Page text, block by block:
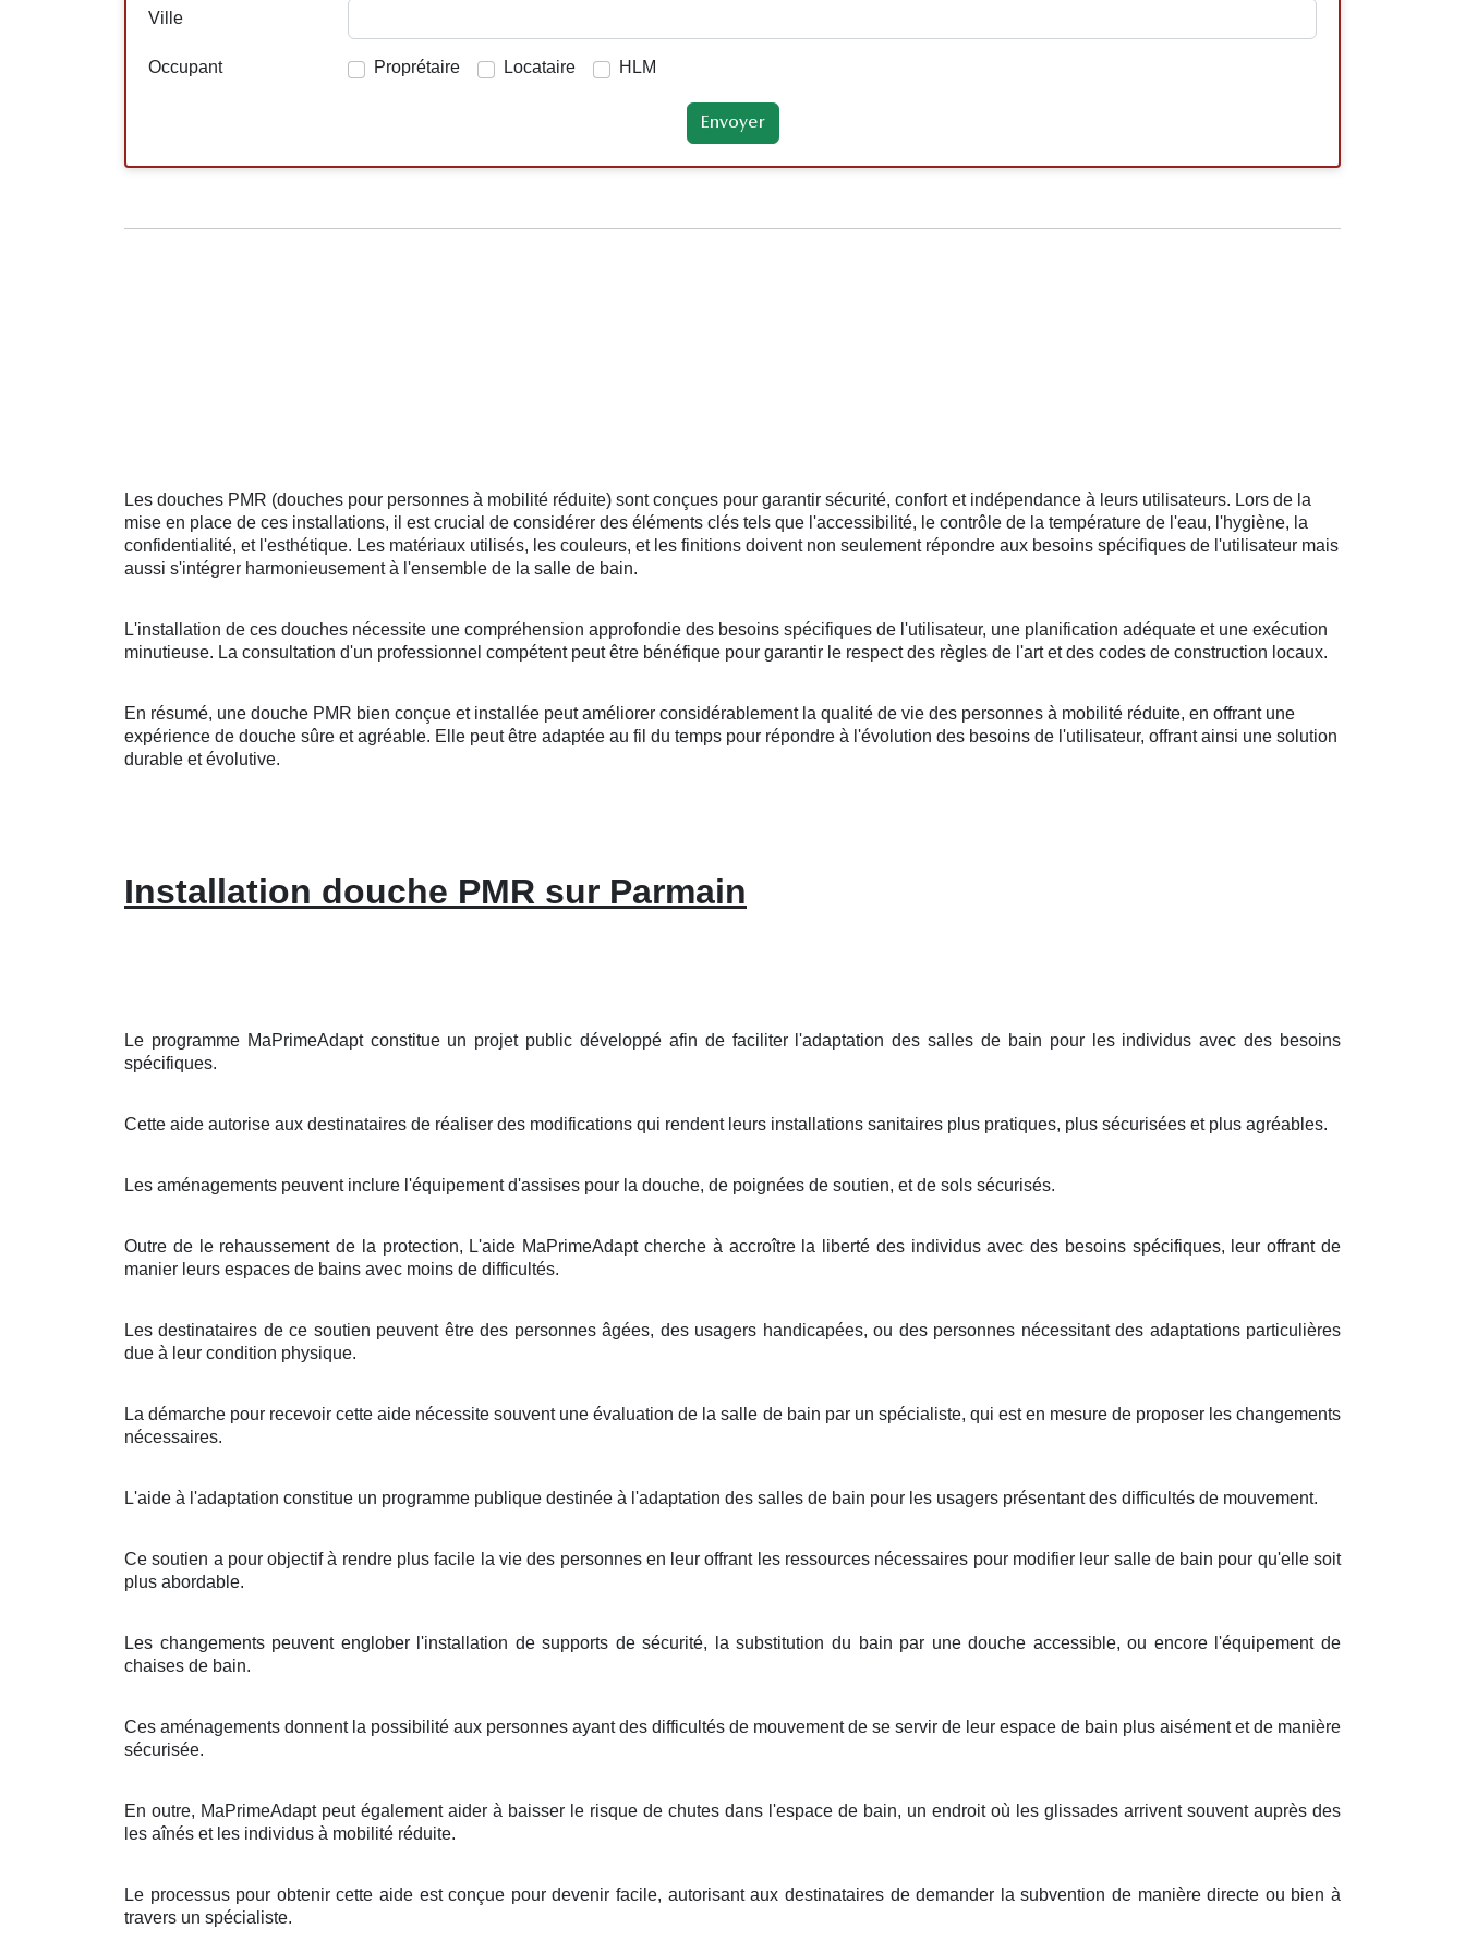
Ville
Occupant Proprétaire Locataire HLM
Les douches PMR (douches pour personnes à mobilité réduite) sont conçues pour garantir sécurité, confort et indépendance à leurs utilisateurs. Lors de la
mise en place de ces installations, il est crucial de considérer des éléments clés tels que l'accessibilité, le contrôle de la température de l'eau, l'hygiène, la
confidentialité, et l'esthétique. Les matériaux utilisés, les couleurs, et les finitions doivent non seulement répondre aux besoins spécifiques de l'utilisateur mais
aussi s'intégrer harmonieusement à l'ensemble de la salle de bain.
L'installation de ces douches nécessite une compréhension approfondie des besoins spécifiques de l'utilisateur, une planification adéquate et une exécution
minutieuse. La consultation d'un professionnel compétent peut être bénéfique pour garantir le respect des règles de l'art et des codes de construction locaux.
En résumé, une douche PMR bien conçue et installée peut améliorer considérablement la qualité de vie des personnes à mobilité réduite, en offrant une
expérience de douche sûre et agréable. Elle peut être adaptée au fil du temps pour répondre à l'évolution des besoins de l'utilisateur, offrant ainsi une solution
durable et évolutive.
Installation douche PMR sur Parmain
Le programme MaPrimeAdapt constitue un projet public développé afin de faciliter l'adaptation des salles de bain pour les individus avec des besoins
spécifiques.
Cette aide autorise aux destinataires de réaliser des modifications qui rendent leurs installations sanitaires plus pratiques, plus sécurisées et plus agréables.
Les aménagements peuvent inclure l'équipement d'assises pour la douche, de poignées de soutien, et de sols sécurisés.
Outre de le rehaussement de la protection, L'aide MaPrimeAdapt cherche à accroître la liberté des individus avec des besoins spécifiques, leur offrant de
manier leurs espaces de bains avec moins de difficultés.
Les destinataires de ce soutien peuvent être des personnes âgées, des usagers handicapées, ou des personnes nécessitant des adaptations particulières
due à leur condition physique.
La démarche pour recevoir cette aide nécessite souvent une évaluation de la salle de bain par un spécialiste, qui est en mesure de proposer les changements
nécessaires.
L'aide à l'adaptation constitue un programme publique destinée à l'adaptation des salles de bain pour les usagers présentant des difficultés de mouvement.
Ce soutien a pour objectif à rendre plus facile la vie des personnes en leur offrant les ressources nécessaires pour modifier leur salle de bain pour qu'elle soit
plus abordable.
Les changements peuvent englober l'installation de supports de sécurité, la substitution du bain par une douche accessible, ou encore l'équipement de
chaises de bain.
Ces aménagements donnent la possibilité aux personnes ayant des difficultés de mouvement de se servir de leur espace de bain plus aisément et de manière
sécurisée.
En outre, MaPrimeAdapt peut également aider à baisser le risque de chutes dans l'espace de bain, un endroit où les glissades arrivent souvent auprès des
les aînés et les individus à mobilité réduite.
Le processus pour obtenir cette aide est conçue pour devenir facile, autorisant aux destinataires de demander la subvention de manière directe ou bien à
travers un spécialiste.